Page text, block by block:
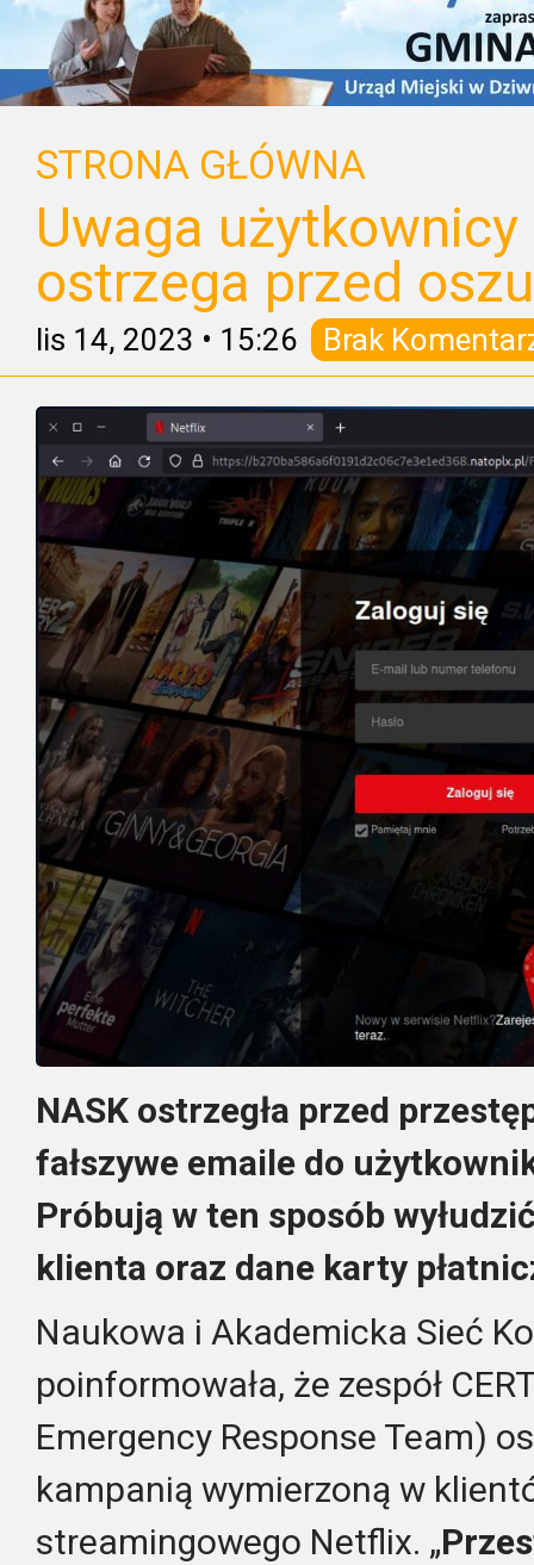
STRONA GŁÓWNA
Uwaga
ostrzega przed
lis 14, 2023 • 15:26 Brak
NASK ostrzegła przed
fałszywe emaile do
Próbują w ten sposób
klienta oraz dane karty
Naukowa i Akademicka Sieć
poinformowała, że zespół
Emergency Response Team)
kampanią wymierzoną w
streamingowego Netflix. „